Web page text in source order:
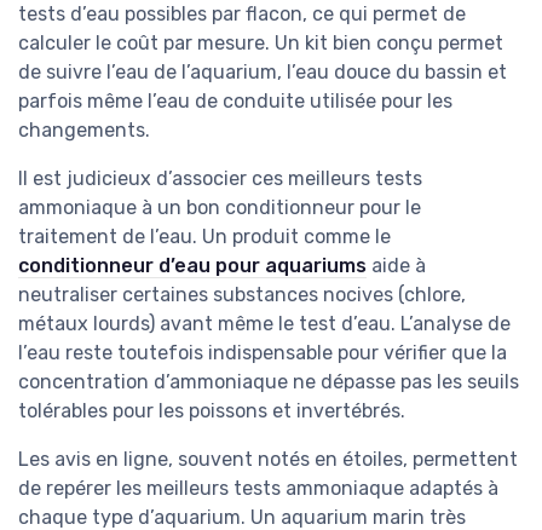
tests d’eau possibles par flacon, ce qui permet de
calculer le coût par mesure. Un kit bien conçu permet
de suivre l’eau de l’aquarium, l’eau douce du bassin et
parfois même l’eau de conduite utilisée pour les
changements.
Il est judicieux d’associer ces meilleurs tests
ammoniaque à un bon conditionneur pour le
traitement de l’eau. Un produit comme le
conditionneur d’eau pour aquariums aide à
neutraliser certaines substances nocives (chlore,
métaux lourds) avant même le test d’eau. L’analyse de
l’eau reste toutefois indispensable pour vérifier que la
concentration d’ammoniaque ne dépasse pas les seuils
tolérables pour les poissons et invertébrés.
Les avis en ligne, souvent notés en étoiles, permettent
de repérer les meilleurs tests ammoniaque adaptés à
chaque type d’aquarium. Un aquarium marin très